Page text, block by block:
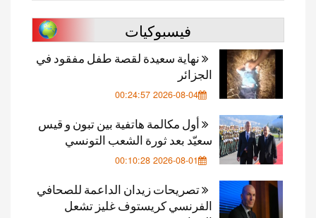
فيسبوكيات
نهاية سعيدة لقصة طفل مفقود في
الجزائر
2026-08-04 00:24:57
أول مكالمة هاتفية بين تبون و قيس
سعيّد بعد ثورة الشعب التونسي
2026-08-01 00:10:28
تصريحات زيدان الداعمة للصحافي
الفرنسي كريستوف غليز تشعل